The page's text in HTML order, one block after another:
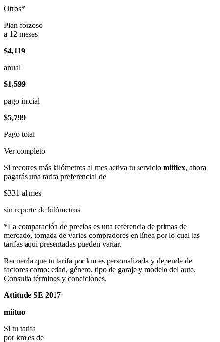
Otros*
Plan forzoso
a 12 meses
$4,119
anual
$1,599
pago inicial
$5,799
Pago total
Ver completo
Si recorres más kilómetros al mes activa tu servicio miiflex, ahora
pagarás una tarifa preferencial de
$331 al mes
sin reporte de kilómetros
*La comparación de precios es una referencia de primas de
mercado, tomada de varios compradores en línea por lo cual las
tarifas aqui presentadas pueden variar.
Recuerda que tu tarifa por km es personalizada y depende de
factores como: edad, género, tipo de garaje y modelo del auto.
Consulta términos y condiciones.
Attitude SE 2017
miituo
Si tu tarifa
por km es de